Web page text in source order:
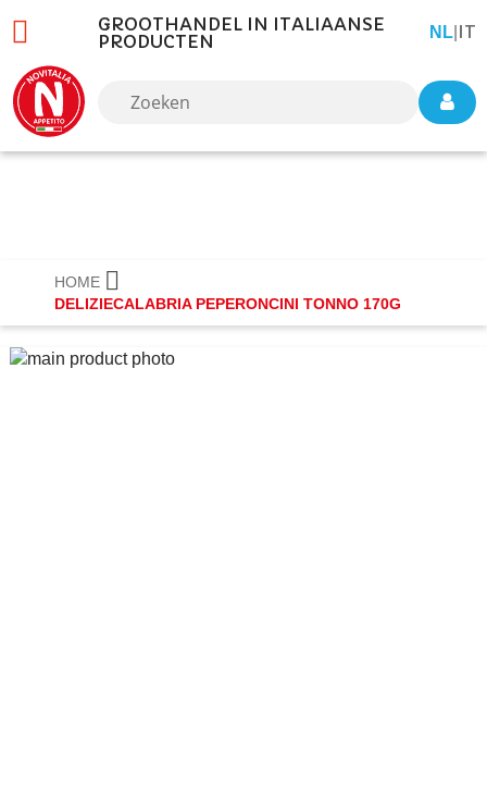
GROOTHANDEL IN ITALIAANSE
PRODUCTEN
TAALNL IT
HOME
DELIZIECALABRIA PEPERONCINI TONNO 170G
Ga